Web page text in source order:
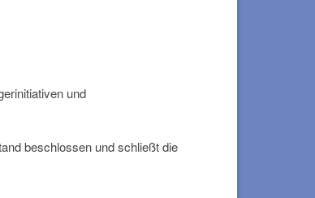
und
beschlossen und schließt die